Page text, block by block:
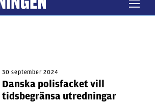
30 september 2024
Danska polisfacket vill
tidsbegränsa utredningar